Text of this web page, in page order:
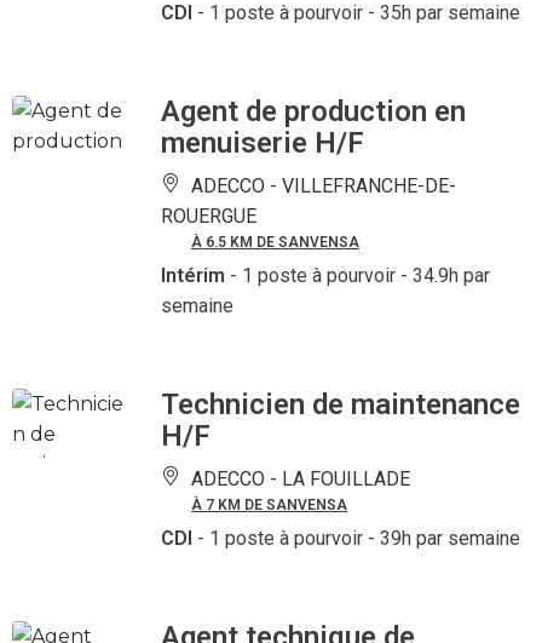
CDI - 1 poste à pourvoir - 35h par semaine
Agent de production en
menuiserie H/F
ADECCO - VILLEFRANCHE-DE-
ROUERGUE
À 6.5 KM DE SANVENSA
Intérim - 1 poste à pourvoir - 34.9h par
semaine
Technicien de maintenance
H/F
ADECCO - LA FOUILLADE
À 7 KM DE SANVENSA
CDI - 1 poste à pourvoir - 39h par semaine